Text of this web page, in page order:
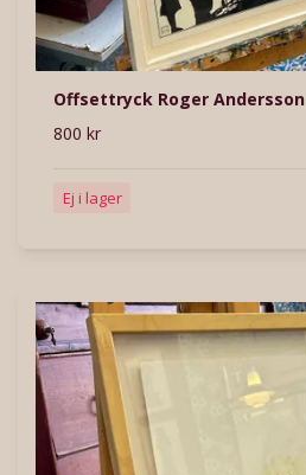
Offsettryck Roger Andersson
800 kr
Ej i lager